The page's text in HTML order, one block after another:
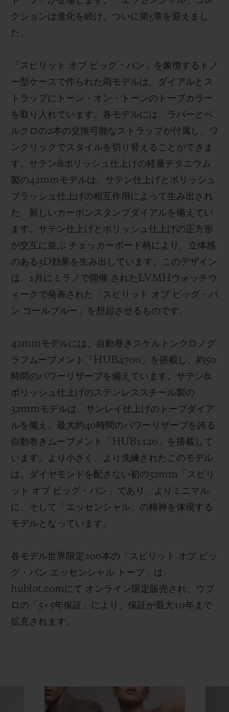
クションは進化を続け、ついに第5章を迎えまし
た。
「スピリット オブ ビッグ・バン」を象徴するトノ
ー型ケースで作られた両モデルは、ダイアルとス
トラップにトーン・オン・トーンのトープカラー
を取り入れています。各モデルには、ラバーとベ
ルクロの2本の交換可能なストラップが付属し、ワ
ンクリックでスタイルを切り替えることができま
す。サテン&ポリッシュ仕上げの軽量チタニウム
製の42mmモデルは、サテン仕上げとポリッシュ
ブラッシュ仕上げの相互作用によって生み出され
た、新しいカーボンスタンプダイアルを備えてい
ます。サテン仕上げとポリッシュ仕上げの正方形
が交互に並ぶ チェッカーボード柄により、立体感
のある3D効果を生み出しています。このデザイン
は、1月にミラノで開催 されたLVMHウォッチウ
ィークで発表された「スピリット オブ ビッグ・バ
ン コールブルー」を想起させるものです。
42mmモデルには、自動巻きスケルトンクロノグ
ラフムーブメント「HUB4700」を搭載し、 約50
時間のパワーリザーブを備えています。サテン&
ポリッシ ュ仕上げのステンレススチール製の
32mmモデルは、サンレイ仕上げのトープダイア
ルを備え、最大約40時間のパワーリザーブを誇る
自動巻きムーブメント「HUB1120」を搭載して
います。より小さく、より洗練されたこのモデル
は、ダイヤモンドを配さない初の32mm「スピリ
ット オブ ビッグ・バン」であり、よりミニマル
に、そして「エッセンシャル」の精神を体現する
モデルとなっています。
各モデル世界限定200本の「スピリット オブ ビッ
グ・バン エッセンシャル トープ」は、
hublot.comにて オンライン限定販売され、ウブ
ロの「5+5年保証」により、保証が最大10年まで
拡充されます。